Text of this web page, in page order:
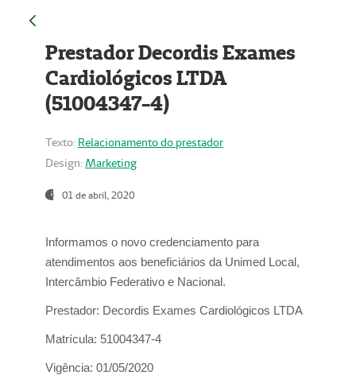
Prestador Decordis Exames
Cardiológicos LTDA
(51004347-4)
Texto: Relacionamento do prestador
Design: Marketing
01 de abril, 2020
Informamos o novo credenciamento para
atendimentos aos beneficiários da Unimed Local,
Intercâmbio Federativo e Nacional.
Prestador: Decordis Exames Cardiológicos LTDA
Matrícula: 51004347-4
Vigência: 01/05/2020